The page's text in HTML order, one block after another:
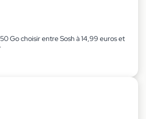
Go choisir entre Sosh à 14,99 euros et